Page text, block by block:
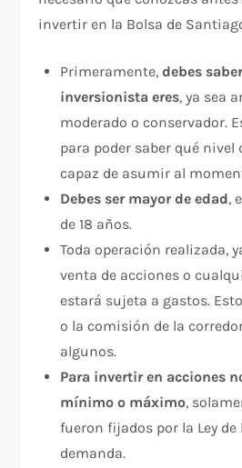
invertir en la Bolsa de
Primeramente,debes
inversionista eres, ya sea
moderado o conservador.
para poder saber qué nivel
capaz de asumir al
Debes ser mayor de edad,
de 18 años.
Toda operación realizada,
venta de acciones o
estará sujeta a gastos.
o la comisión de la
algunos.
Para invertir en acciones
mínimo o máximo,
fueron fijados por la Ley de
demanda.